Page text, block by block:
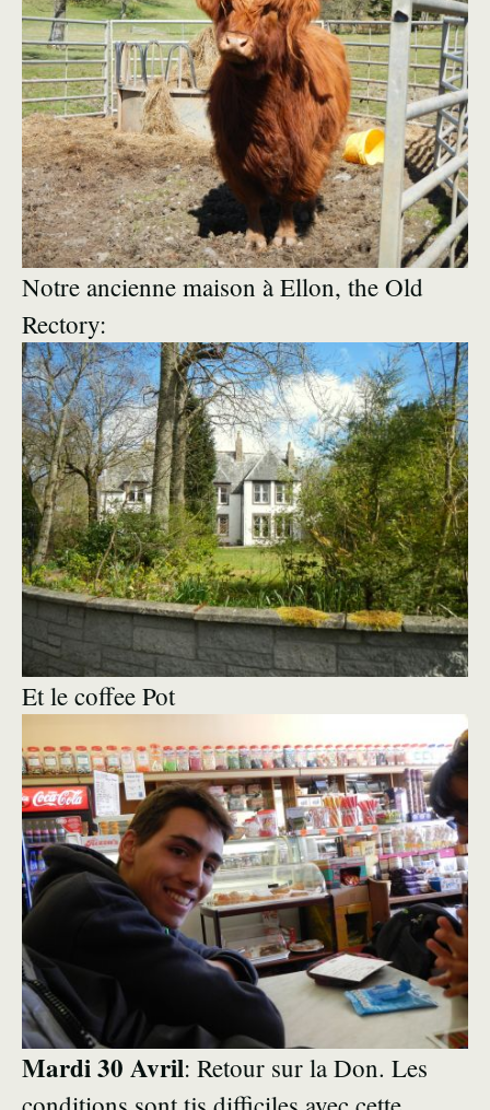
Notre ancienne maison à Ellon, the Old
Rectory:
Et le coffee Pot
Mardi 30 Avril: Retour sur la Don. Les